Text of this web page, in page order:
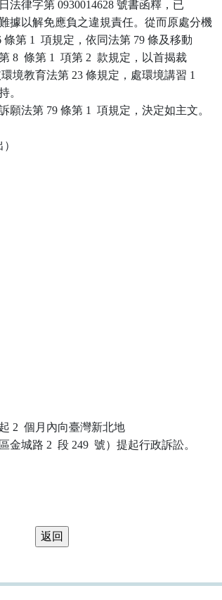
日法律字第 0930014628 號書函釋，已
據以解免應負之違規責任。從而原處分機
第 1  項規定，依同法第 79 條及移動
8  條第 1  項第 2  款規定，以首揭裁
境教育法第 23 條規定，處環境講習 1
。
法第 79 條第 1  項規定，決定如主文。
2  個月內向臺灣新北地
城路 2  段 249  號）提起行政訴訟。